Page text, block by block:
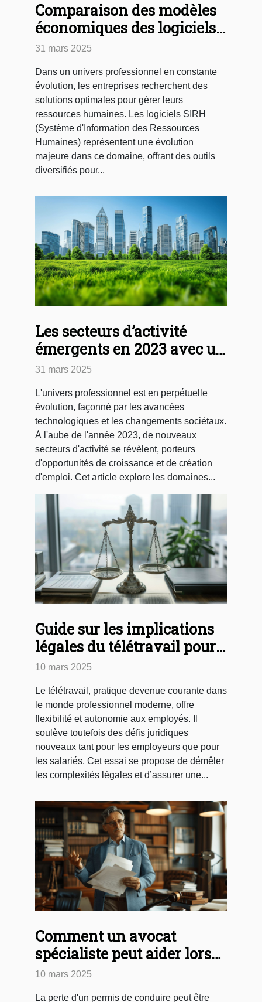
Comparaison des modèles
économiques des logiciels
SIRH
31 mars 2025
Dans un univers professionnel en constante
évolution, les entreprises recherchent des
solutions optimales pour gérer leurs
ressources humaines. Les logiciels SIRH
(Système d'Information des Ressources
Humaines) représentent une évolution
majeure dans ce domaine, offrant des outils
diversifiés pour...
Les secteurs d’activité
émergents en 2023 avec un
potentiel de croissance et
d’emploi
31 mars 2025
L'univers professionnel est en perpétuelle
évolution, façonné par les avancées
technologiques et les changements sociétaux.
À l'aube de l'année 2023, de nouveaux
secteurs d'activité se révèlent, porteurs
d'opportunités de croissance et de création
d'emploi. Cet article explore les domaines...
Guide sur les implications
légales du télétravail pour
les employeurs et employés
10 mars 2025
Le télétravail, pratique devenue courante dans
le monde professionnel moderne, offre
flexibilité et autonomie aux employés. Il
soulève toutefois des défis juridiques
nouveaux tant pour les employeurs que pour
les salariés. Cet essai se propose de démêler
les complexités légales et d’assurer une...
Comment un avocat
spécialiste peut aider lors
d'un retrait de permis de
conduire
10 mars 2025
La perte d'un permis de conduire peut être